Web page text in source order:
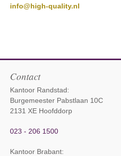
info@high-quality.nl
Contact
Kantoor Randstad:
Burgemeester Pabstlaan 10C
2131 XE Hoofddorp
023 - 206 1500
Kantoor Brabant: